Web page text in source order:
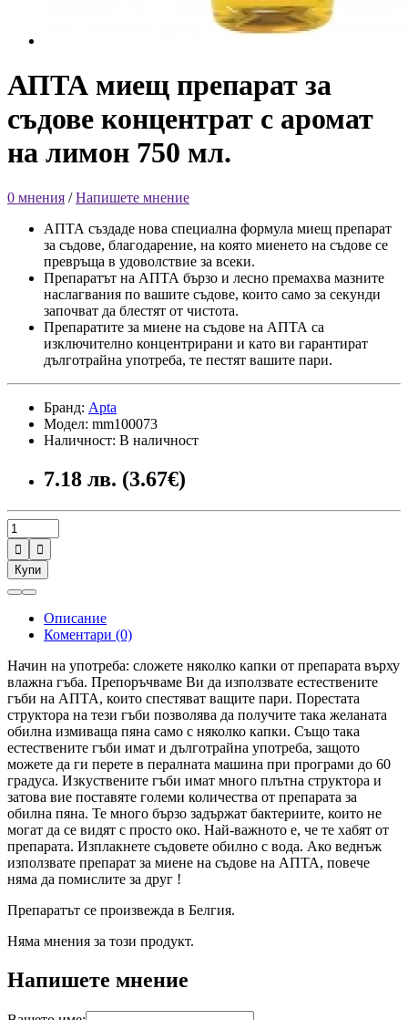
АПТА миещ препарат за
съдове концентрат с аромат
на лимон 750 мл.
0 мнения /Напишете мнение
АПТА създаде нова специална формула миещ препарат
за съдове, благодарение, на която миенето на съдове се
превръща в удоволствие за всеки.
Препаратът на АПТА бързо и лесно премахва мазните
наслагвания по вашите съдове, които само за секунди
започват да блестят от чистота.
Препаратите за миене на съдове на АПТА са
изключително концентрирани и като ви гарантират
дълготрайна употреба, те пестят вашите пари.
Бранд: Apta
Модел: mm100073
Наличност: В наличност
7.18 лв. (3.67€)


Купи
Описание
Коментари (0)
Начин на употреба: сложете няколко капки от препарата върху
влажна гъба. Препоръчваме Ви да използвате естествените
гъби на АПТА, които спестяват ващите пари. Порестата
структора на тези гъби позволява да получите така желаната
обилна измиваща пяна само с няколко капки. Също така
естествените гъби имат и дълготрайна употреба, защото
можете да ги перете в пералната машина при програми до 60
градуса. Изкуствените гъби имат много плътна структора и
затова вие поставяте големи количества от препарата за
обилна пяна. Те много бързо задържат бактериите, които не
могат да се видят с просто око. Най-важното е, че те хабят от
препарата. Изплакнете съдовете обилно с вода. Ако веднъж
използвате препарат за миене на съдове на АПТА, повече
няма да помислите за друг !
Препаратът се произвежда в Белгия.
Няма мнения за този продукт.
Напишете мнение